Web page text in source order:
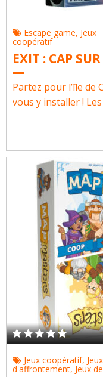
Escape game, Jeux
coopératif
EXIT : CAP
Partez pour l’île de
vous y installer !
Jeux coopératif, Jeux
d'affrontement, Jeux